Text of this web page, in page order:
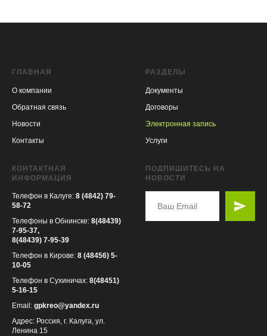
ГЛАВНАЯ
О компании
Обратная связь
Новости
Контакты
РАЗДЕЛЫ
Документы
Договоры
Электронная запись
Услуги
КОНТАКТНАЯ
ИНФОРМАЦИЯ
Телефон в Калуге: 8 (4842) 79-
58-72
Телефоны в Обнинске: 8(48439)
7-95-37,
8(48439) 7-95-39
Телефон в Кирове: 8 (48456) 5-
10-05
Телефон в Сухиничах: 8(48451)
5-16-15
Email: gpkreo@yandex.ru
Адрес: Россия, г. Калуга, ул.
Ленина 15
ПОДПИШИТЕСЬ НА
НОВОСТИ